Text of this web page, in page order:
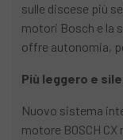
sulle discese più
motori Bosch e la
offre autonomia,
Più leggero e
Nuovo sistema
motore BOSCH